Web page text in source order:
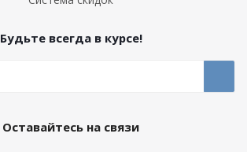
Будьте всегда в курсе!
Оставайтесь на связи